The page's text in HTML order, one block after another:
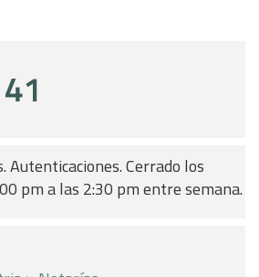
Autenticaciones. Cerrado los
pm a las 2:30 pm entre semana.